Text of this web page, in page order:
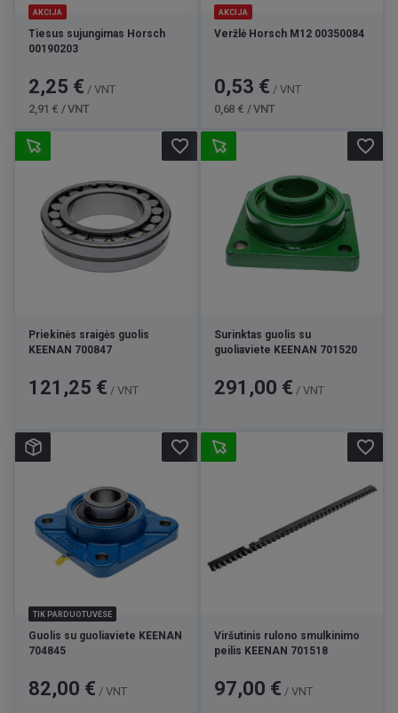
AKCIJA
Tiesus sujungimas Horsch
00190203
Kaina
2,25 € / VNT
2,91 € / VNT
AKCIJA
Veržlė Horsch M12 00350084
Kaina
0,53 € / VNT
0,68 € / VNT
Priekinės sraigės guolis
KEENAN 700847
Kaina
121,25 € / VNT
favorite_border
Surinktas guolis su
guoliaviete KEENAN 701520
Kaina
291,00 € / VNT
favorite_border
TIK PARDUOTUVĖSE
Guolis su guoliaviete KEENAN
704845
Kaina
82,00 € / VNT
favorite_border
Viršutinis rulono smulkinimo
peilis KEENAN 701518
Kaina
97,00 € / VNT
favorite_border